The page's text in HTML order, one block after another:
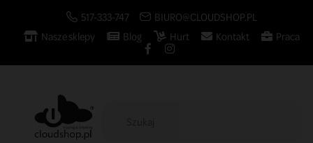
517-333-747
BIURO@CLOUDSHOP.PL
Nasze sklepy
Blog Hurt Kontakt Praca